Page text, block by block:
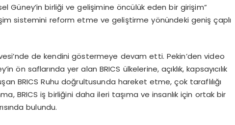
Güney’in birliği ve gelişimine öncülük eden bir girişim”
sistemini reform etme ve geliştirme yönündeki geniş çaplı
de kendini göstermeye devam etti. Pekin’den video
ön saflarında yer alan BRICS ülkelerine, açıklık, kapsayıcılık
BRICS Ruhu doğrultusunda hareket etme, çok taraflılığı
BRICS iş birliğini daha ileri taşıma ve insanlık için ortak bir
bulundu.